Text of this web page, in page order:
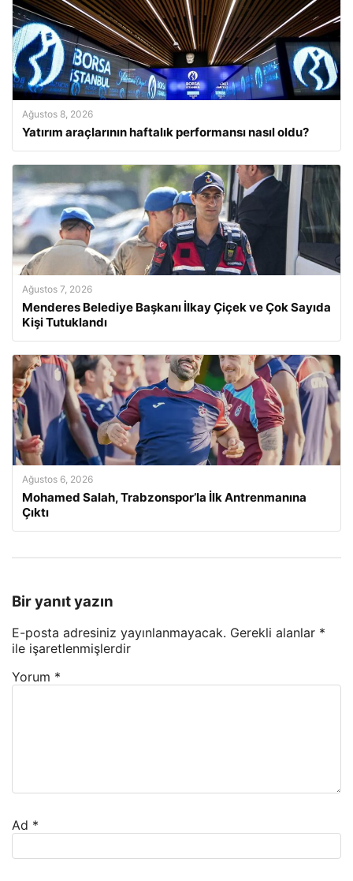
Ağustos 8, 2026
Yatırım araçlarının haftalık performansı nasıl oldu?
Ağustos 7, 2026
Menderes Belediye Başkanı İlkay Çiçek ve Çok Sayıda
Kişi Tutuklandı
Ağustos 6, 2026
Mohamed Salah, Trabzonspor’la İlk Antrenmanına
Çıktı
Bir yanıt yazın
E-posta adresiniz yayınlanmayacak. Gerekli alanlar *
ile işaretlenmişlerdir
Yorum *
Ad *